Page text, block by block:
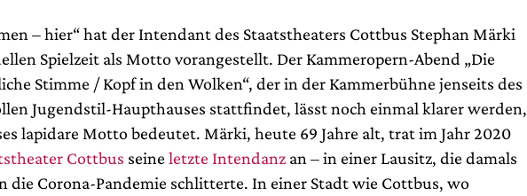
– hier“ hat der Intendant des Staatstheaters Cottbus Stephan Märki
Spielzeit als Motto vorangestellt. Der Kammeropern-Abend „Die
Stimme / Kopf in den Wolken“, der in der Kammerbühne jenseits des
Jugendstil-Haupthauses stattfindet, lässt noch einmal klarer werden,
lapidare Motto bedeutet. Märki, heute 69 Jahre alt, trat im Jahr 2020
Cottbus seine letzte Intendanz an – in einer Lausitz, die damals
die Corona-Pandemie schlitterte. In einer Stadt wie Cottbus, wo